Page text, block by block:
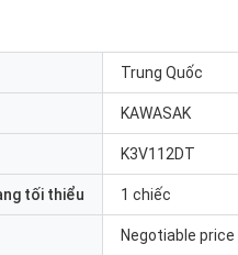
Trung Quốc
KAWASAK
K3V112DT
tối thiểu 1 chiếc
Negotiable price